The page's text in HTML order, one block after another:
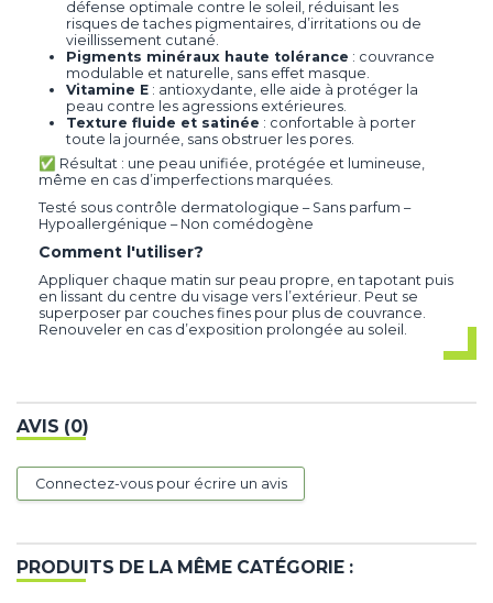
défense optimale contre le soleil, réduisant les
risques de taches pigmentaires, d’irritations ou de
vieillissement cutané.
Pigments minéraux haute tolérance : couvrance
modulable et naturelle, sans effet masque.
Vitamine E : antioxydante, elle aide à protéger la
peau contre les agressions extérieures.
Texture fluide et satinée : confortable à porter
toute la journée, sans obstruer les pores.
✅ Résultat : une peau unifiée, protégée et lumineuse,
même en cas d’imperfections marquées.
Testé sous contrôle dermatologique – Sans parfum –
Hypoallergénique – Non comédogène
Comment l'utiliser?
Appliquer chaque matin sur peau propre, en tapotant puis
en lissant du centre du visage vers l’extérieur. Peut se
superposer par couches fines pour plus de couvrance.
Renouveler en cas d’exposition prolongée au soleil.
AVIS (0)
Connectez-vous pour écrire un avis
PRODUITS DE LA MÊME CATÉGORIE :